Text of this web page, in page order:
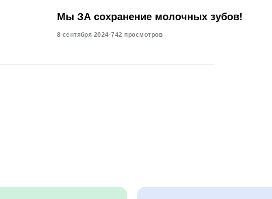
Мы ЗА сохранение молочных зубов!
8 сентября 2024·742 просмотров